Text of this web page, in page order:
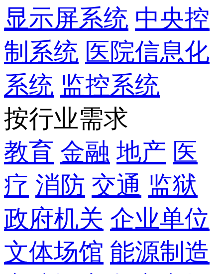
显示屏系统 中央控
制系统 医院信息化
系统 监控系统
按行业需求
教育 金融 地产 医
疗 消防 交通 监狱
政府机关 企业单位
文体场馆 能源制造